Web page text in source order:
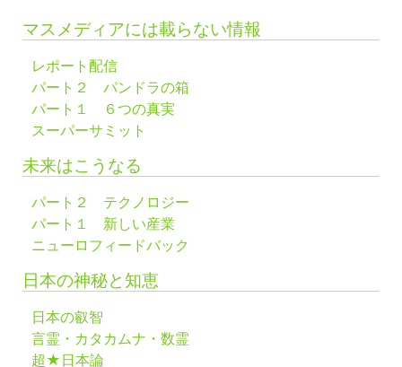
マスメディアには載らない情報
レポート配信
パート２ パンドラの箱
パート１ ６つの真実
スーパーサミット
未来はこうなる
パート２ テクノロジー
パート１ 新しい産業
ニューロフィードバック
日本の神秘と知恵
日本の叡智
言霊・カタカムナ・数霊
超★日本論